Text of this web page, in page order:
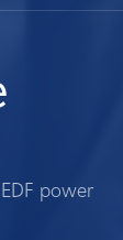
power